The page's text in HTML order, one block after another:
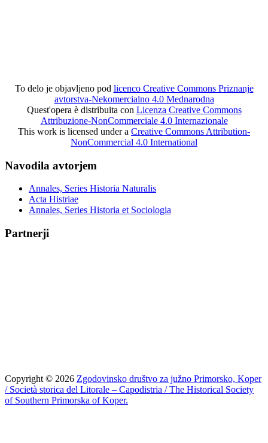
To delo je objavljeno pod licenco Creative Commons Priznanje
avtorstva-Nekomercialno 4.0 Mednarodna
Quest'opera è distribuita con Licenza Creative Commons
Attribuzione-NonCommerciale 4.0 Internazionale
This work is licensed under a Creative Commons Attribution-
NonCommercial 4.0 International
Navodila avtorjem
Annales, Series Historia Naturalis
Acta Histriae
Annales, Series Historia et Sociologia
Partnerji
Copyright © 2026 Zgodovinsko društvo za južno Primorsko, Koper
/ Società storica del Litorale – Capodistria / The Historical Society
of Southern Primorska of Koper.